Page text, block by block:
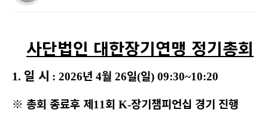
사단법인 대한장기연맹 정기총회
1. 일 시 : 2026년 4월 26일(일) 09:30~10:20
※ 총회 종료후 제11회 K-장기챔피언십 경기 진행